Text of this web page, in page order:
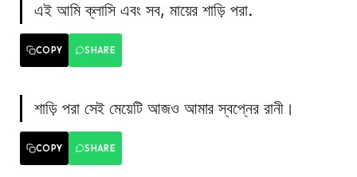
এই আমি ক্লাসি এবং সব, মায়ের শাড়ি পরা.
COPY SHARE
শাড়ি পরা সেই মেয়েটি আজও আমার স্বপ্নের রানী।
COPY SHARE